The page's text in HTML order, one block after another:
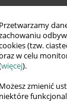
Przetwarzamy
(tzw.
w celu
więcej).
Możesz zmienić
niektóre
a strategią,
geopolityka,